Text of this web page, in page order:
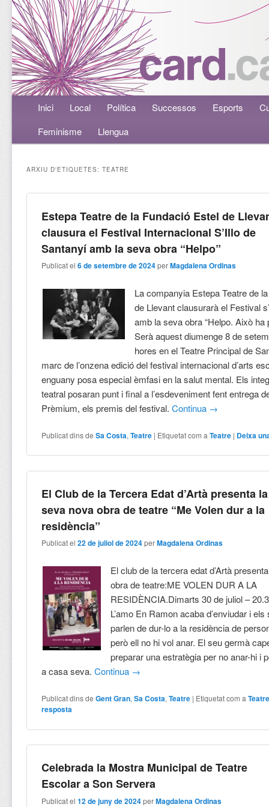
Menú principalAneu al contingut principal
Aneu al contingut secundari
Inici Local Política Successos Esports
Feminisme
Llengua
ARXIU D'ETIQUETES:TEATRE
Estepa Teatre de la Fundació Estel de
clausura el Festival Internacional S’Illo de
Santanyí amb la seva obra “Helpo”
Publicat el6 de setembre de 2024 perMagdalena Ordinas
La companyia Estepa Teatre de
de Llevant clausurarà el Festival
amb la seva obra “Helpo. Això ha
Serà aquest diumenge 8 de
hores en el Teatre Principal de
marc de l’onzena edició del festival internacional d’arts
enguany posa especial èmfasi en la salut mental. Els
teatral posaran punt i final a l’esdeveniment fent entrega
Prèmium, els premis del festival.Continua →
Publicat dins de Sa Costa,Teatre | Etiquetat com a Teatre | Deixa
El Club de la Tercera Edat d’Artà presenta la
seva nova obra de teatre “Me Volen dur a la
residència”
Publicat el22 de juliol de 2024 perMagdalena Ordinas
El club de la tercera edat d’Artà
obra de teatre:ME VOLEN DUR A LA
RESIDÈNCIA.Dimarts 30 de juliol –
L’amo En Ramon acaba d’enviudar i
parlen de dur-lo a la residència de
però ell no hi vol anar. El seu germà
preparar una estratègia per no anar-hi i
a casa seva.Continua →
Publicat dins de Gent Gran,Sa Costa,Teatre | Etiquetat com a
resposta
Celebrada la Mostra Municipal de Teatre
Escolar a Son Servera
Publicat el12 de juny de 2024 perMagdalena Ordinas